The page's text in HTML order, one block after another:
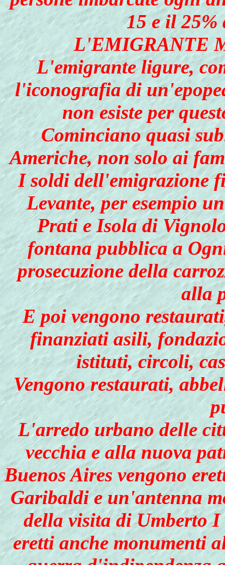
15 e il 25%
L'EMIGRANTE
L'emigrante ligure,
l'iconografia di
non esiste per
Cominciano quasi
Americhe, non solo ai
I soldi dell'emigrazione
Levante, per esempio
Prati e Isola di
fontana pubblica a
prosecuzione della
alla
E poi vengono
finanziati asili,
istituti, circoli,
Vengono restaurati,
L'arredo urbano delle
vecchia e alla nuova
Buenos Aires vengono
Garibaldi e un'antenna
della visita di Umberto
eretti anche monumenti